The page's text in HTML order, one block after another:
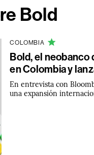
Bold
COLOMBIA
Bold, el
en Colombia y
En entrevista con
una expansión